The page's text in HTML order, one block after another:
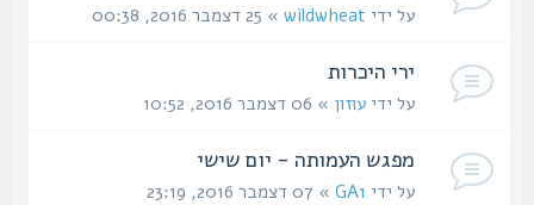
על ידיwildwheat» 25 דצמבר 2016, 00:38
ירי היכרות
על ידיעוזון » 06 דצמבר 2016, 10:52
מפגש העמותה - יום שישי
על ידיGA1 » 07 דצמבר 2016, 23:19